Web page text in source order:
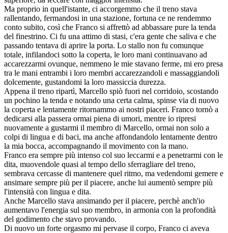
Ma proprio in quell'istante, ci accorgemmo che il treno stava
rallentando, fermandosi in una stazione, fortuna ce ne rendemmo
conto subito, così che Franco si affrettò ad abbassare pure la tenda
del finestrino. Ci fu una attimo di stasi, c'era gente che saliva e che
passando tentava di aprire la porta. Lo stallo non fu comunque
totale, infilandoci sotto la coperta, le loro mani continuavano ad
accarezzarmi ovunque, nemmeno le mie stavano ferme, mi ero presa
tra le mani entrambi i loro membri accarezzandoli e massaggiandoli
dolcemente, gustandomi la loro massiccia durezza.
Appena il treno ripartì, Marcello spiò fuori nel corridoio, scostando
un pochino la tenda e notando una certa calma, spinse via di nuovo
la coperta e lentamente ritornammo ai nostri piaceri. Franco tornò a
dedicarsi alla passera ormai piena di umori, mentre io ripresi
nuovamente a gustarmi il membro di Marcello, ormai non solo a
colpi di lingua e di baci, ma anche affondandolo lentamente dentro
la mia bocca, accompagnando il movimento con la mano.
Franco era sempre più intenso col suo leccarmi e a penetrarmi con le
dita, muovendole quasi al tempo dello sferragliare del treno,
sembrava cercasse di mantenere quel ritmo, ma vedendomi gemere e
ansimare sempre più per il piacere, anche lui aumentò sempre più
l'intensità con lingua e dita.
Anche Marcello stava ansimando per il piacere, perchè anch'io
aumentavo l'energia sul suo membro, in armonia con la profondità
del godimento che stavo provando.
Di nuovo un forte orgasmo mi pervase il corpo, Franco ci aveva